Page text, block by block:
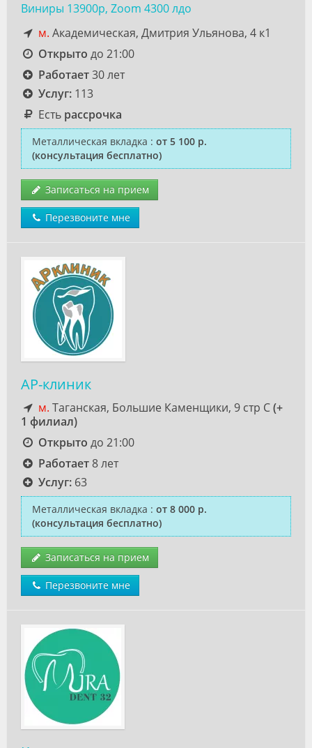
Виниры 13900р, Zoom 4300 лдо
м. Академическая, Дмитрия Ульянова, 4 к1
Открыто до 21:00
Работает30 лет
Услуг:113
Есть рассрочка
Металлическая вкладка : от 5 100 р.
(консультация бесплатно)
Записаться на прием
Перезвоните мне
АР-клиник
м. Таганская, Большие Каменщики, 9 стр С(+
1 филиал)
Открыто до 21:00
Работает8 лет
Услуг:63
Металлическая вкладка : от 8 000 р.
(консультация бесплатно)
Записаться на прием
Перезвоните мне